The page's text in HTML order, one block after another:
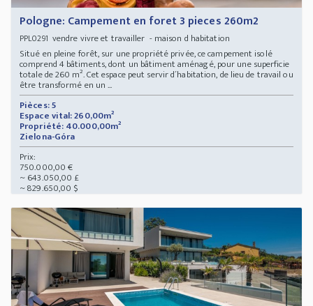
Pologne: Campement en foret 3 pieces 260m2
PPL0291 vendre vivre et travailler - maison d habitation
Situé en pleine forêt, sur une propriété privée, ce campement isolé
comprend 4 bâtiments, dont un bâtiment aménagé, pour une superficie
totale de 260 m². Cet espace peut servir d´habitation, de lieu de travail ou
être transformé en un ...
Pièces: 5
Espace vital: 260,00m²
Propriété: 40.000,00m²
Zielona-Góra
Prix:
750.000,00 €
~ 643.050,00 £
~ 829.650,00 $